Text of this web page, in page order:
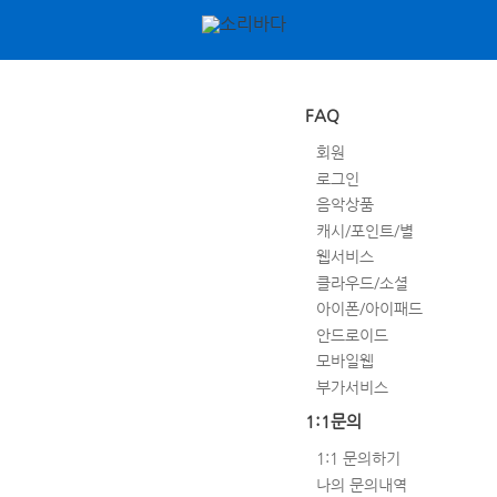
FAQ
회원
로그인
음악상품
캐시/포인트/별
웹서비스
클라우드/소셜
아이폰/아이패드
안드로이드
모바일웹
부가서비스
1:1문의
1:1 문의하기
나의 문의내역